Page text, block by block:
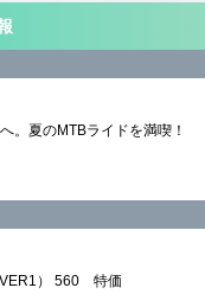
。夏のMTBライドを満喫！
） 560 特価